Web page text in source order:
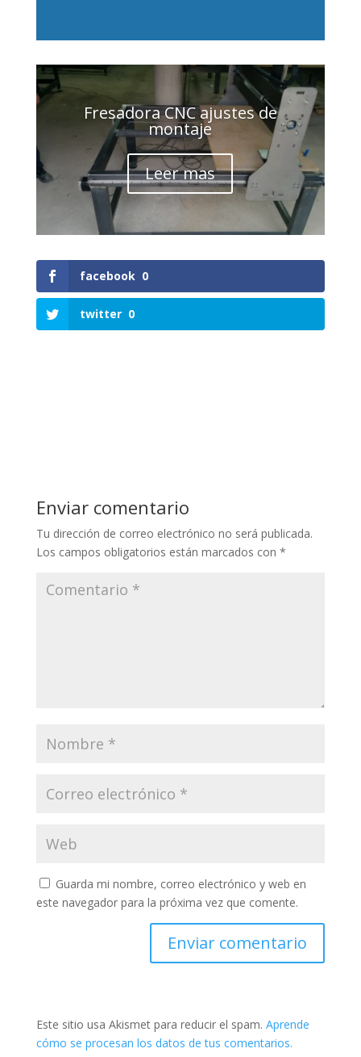
Fresadora CNC ajustes de
montaje
Leer mas
facebook 0
twitter 0
Enviar comentario
Tu dirección de correo electrónico no será publicada.
Los campos obligatorios están marcados con *
Guarda mi nombre, correo electrónico y web en
este navegador para la próxima vez que comente.
Este sitio usa Akismet para reducir el spam. Aprende
cómo se procesan los datos de tus comentarios.